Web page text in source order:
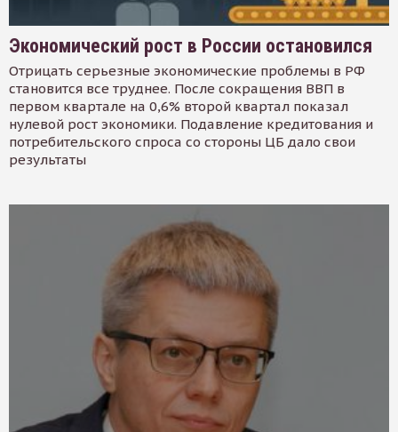
Экономический рост в России остановился
Отрицать серьезные экономические проблемы в РФ
становится все труднее. После сокращения ВВП в
первом квартале на 0,6% второй квартал показал
нулевой рост экономики. Подавление кредитования и
потребительского спроса со стороны ЦБ дало свои
результаты